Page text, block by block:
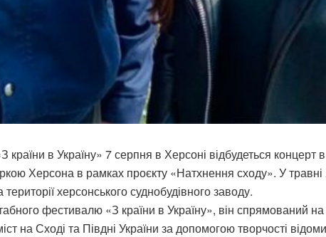
в Україну» 7 серпня в Херсоні відбудеться концерт
Херсона в рамках проєкту «Натхнення сходу». У
херсонського суднобудівного заводу.
фестивалю «З країни в Україну», він спрямований на
на Сході та Півдні України за допомогою творчості